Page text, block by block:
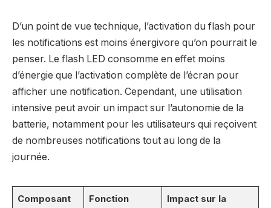
D’un point de vue technique, l’activation du flash pour
les notifications est moins énergivore qu’on pourrait le
penser. Le flash LED consomme en effet moins
d’énergie que l’activation complète de l’écran pour
afficher une notification. Cependant, une utilisation
intensive peut avoir un impact sur l’autonomie de la
batterie, notamment pour les utilisateurs qui reçoivent
de nombreuses notifications tout au long de la
journée.
Composant Fonction
Impact sur la